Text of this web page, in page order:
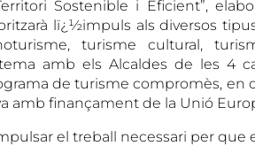
Sostenible i Eficient”,
lï¿½impuls als diversos
turisme cultural,
amb els Alcaldes de les 4
de turisme compromès, en
amb finançament de la Unió
el treball necessari per que